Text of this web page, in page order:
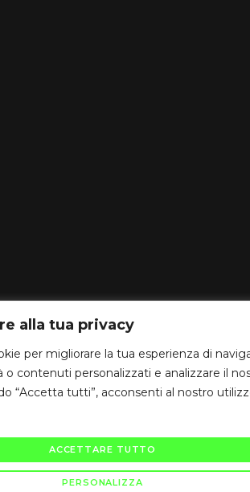
alla tua privacy
per migliorare la tua esperienza di
o contenuti personalizzati e analizzare il
“Accetta tutti”, acconsenti al nostro
PERSONALIZZA
ACCETTARE TUTTO